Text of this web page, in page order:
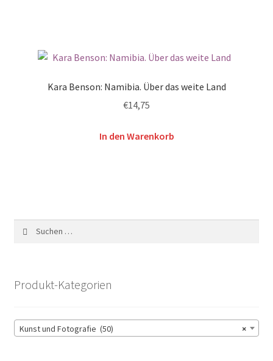
Kara Benson: Namibia. Über das weite Land
€14,75
In den Warenkorb
Produkt-Kategorien
×
Kunst und Fotografie (50)